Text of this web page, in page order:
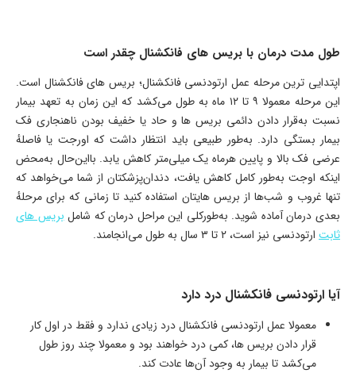
طول مدت درمان با بریس های فانکشنال چقدر است
اپتدایی ترین مرحله عمل ارتودنسی فانکشنال؛ بریس های فانکشنال است.
این مرحله معمولا ۹ تا ۱۲ ماه به طول می‌کشد که این زمان به تعهد بیمار
نسبت به‌قرار دادن دائمی بریس ها و حاد یا خفیف بودن ناهنجاری فک
بیمار بستگی دارد. به‌طور طبیعی باید انتظار داشت که اورجت یا فاصلهٔ
عرضی فک بالا و پایین هرماه یک میلی‌متر کاهش یابد. بااین‌حال به‌محض
اینکه اوجت به‌طور کامل کاهش یافت، دندان‌پزشکتان از شما می‌خواهد که
تنها غروب و شب‌ها از بریس هایتان استفاده کنید تا زمانی که برای مرحلهٔ
بعدی درمان آماده شوید. به‌طورکلی این مراحل درمان که شاملبریس های
ثابت ارتودنسی نیز است، ۲ تا ۳ سال به طول می‌انجامند.
آیا ارتودنسی فانکشنال درد دارد
معمولا عمل ارتودنسی فانکشنال درد زیادی ندارد و فقط در اول کار
قرار دادن بریس ها، کمی درد خواهند بود و معمولا چند روز طول
می‌کشد تا بیمار به وجود آن‌ها عادت کند.